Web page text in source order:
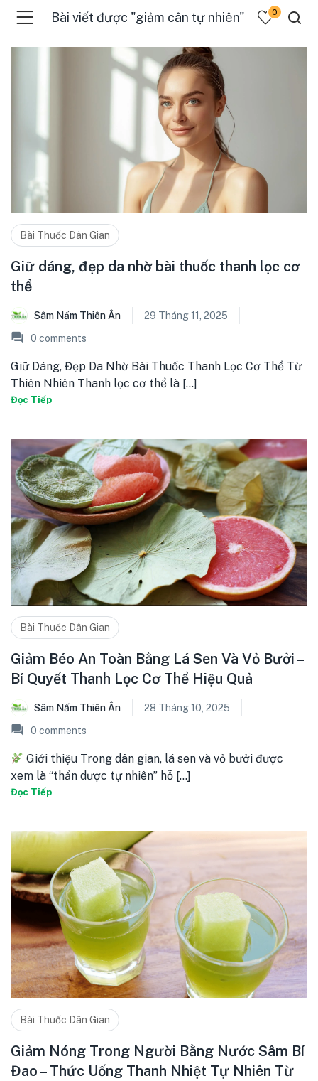
Bài viết được "giảm cân tự nhiên" 0
Bài Thuốc Dân Gian
Giữ dáng, đẹp da nhờ bài thuốc thanh lọc cơ
thể
Sâm Nấm Thiên Ân
29 Tháng 11, 2025
0 comments
Giữ Dáng, Đẹp Da Nhờ Bài Thuốc Thanh Lọc Cơ Thể Từ
Thiên Nhiên Thanh lọc cơ thể là [...]
Đọc Tiếp
Bài Thuốc Dân Gian
Giảm Béo An Toàn Bằng Lá Sen Và Vỏ Bưởi –
Bí Quyết Thanh Lọc Cơ Thể Hiệu Quả
Sâm Nấm Thiên Ân
28 Tháng 10, 2025
0 comments
Giới thiệu Trong dân gian, lá sen và vỏ bưởi được
xem là “thần dược tự nhiên” hỗ [...]
Đọc Tiếp
Bài Thuốc Dân Gian
Giảm Nóng Trong Người Bằng Nước Sâm Bí
Đao – Thức Uống Thanh Nhiệt Tự Nhiên Từ